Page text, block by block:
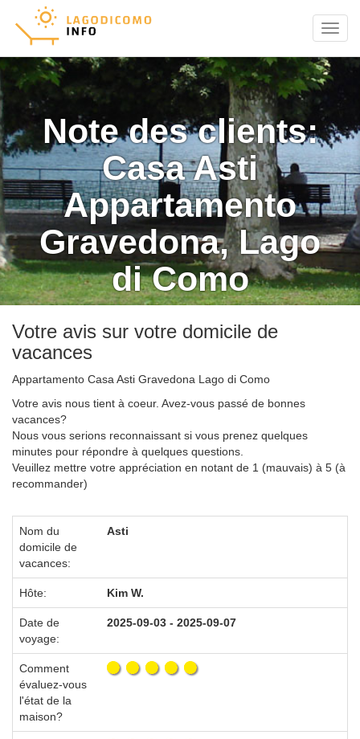
Menu
Note des clients:
Casa Asti
Appartamento
Gravedona, Lago
di Como
Votre avis sur votre domicile de
vacances
Appartamento Casa Asti Gravedona Lago di Como
Votre avis nous tient à coeur. Avez-vous passé de bonnes
vacances?
Nous vous serions reconnaissant si vous prenez quelques
minutes pour répondre à quelques questions.
Veuillez mettre votre appréciation en notant de 1 (mauvais) à 5 (à
recommander)
Nom du
domicile de
vacances:
Asti
Hôte: Kim W.
Date de
voyage:
2025-09-03 - 2025-09-07
Comment
évaluez-vous
l'état de la
maison?